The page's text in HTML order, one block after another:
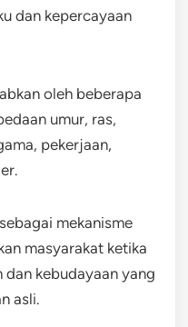
dan kepercayaan
oleh beberapa
umur, ras,
pekerjaan,
mekanisme
masyarakat ketika
kebudayaan yang
asli.